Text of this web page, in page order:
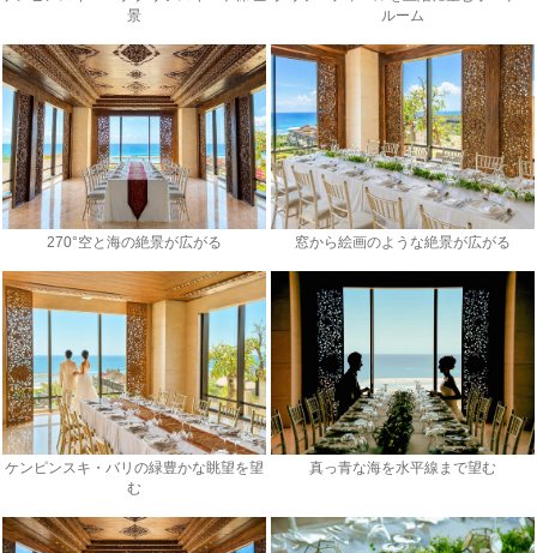
景
ルーム
270°空と海の絶景が広がる 窓から絵画のような絶景が広がる
ケンピンスキ・バリの緑豊かな眺望を望
む
真っ青な海を水平線まで望む